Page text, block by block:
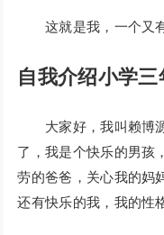
这就是我，一个又
自我介绍小学
大家好，我叫赖博源
了，我是个快乐的男孩
劳的爸爸，关心我的妈
还有快乐的我，我的性